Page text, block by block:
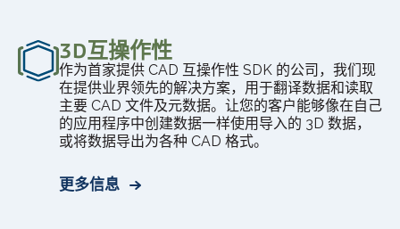
3D互操作性
作为首家提供 CAD 互操作性 SDK 的公司，我们现
在提供业界领先的解决方案，用于翻译数据和读取
主要 CAD 文件及元数据。让您的客户能够像在自己
的应用程序中创建数据一样使用导入的 3D 数据，
或将数据导出为各种 CAD 格式。
更多信息